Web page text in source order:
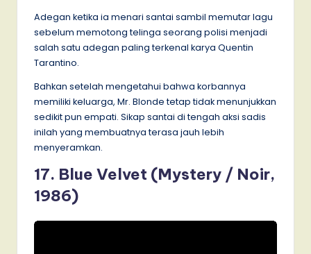
Adegan ketika ia menari santai sambil memutar lagu
sebelum memotong telinga seorang polisi menjadi
salah satu adegan paling terkenal karya Quentin
Tarantino.
Bahkan setelah mengetahui bahwa korbannya
memiliki keluarga, Mr. Blonde tetap tidak menunjukkan
sedikit pun empati. Sikap santai di tengah aksi sadis
inilah yang membuatnya terasa jauh lebih
menyeramkan.
17. Blue Velvet (Mystery / Noir,
1986)